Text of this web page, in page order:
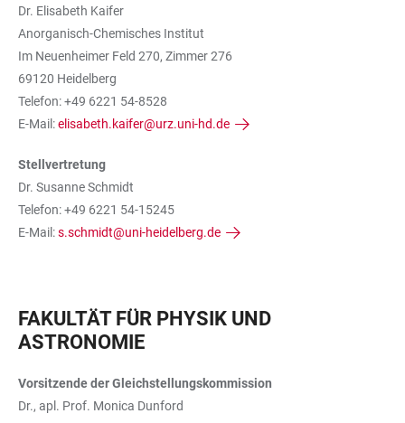
Dr. Elisabeth Kaifer
Anorganisch-Chemisches Institut
Im Neuenheimer Feld 270, Zimmer 276
69120 Heidelberg
Telefon: +49 6221 54-8528
E-Mail:elisabeth.kaifer@urz.uni-hd.de
Stellvertretung
Dr. Susanne Schmidt
Telefon: +49 6221 54-15245
E-Mail:s.schmidt@uni-heidelberg.de
FAKULTÄT FÜR PHYSIK UND
ASTRONOMIE
Vorsitzende der Gleichstellungskommission
Dr., apl. Prof. Monica Dunford